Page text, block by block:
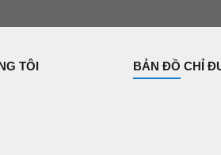
TÔI BẢN ĐỒ CHỈ